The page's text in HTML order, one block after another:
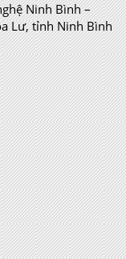
Ninh Bình –
Lư, tỉnh Ninh Bình